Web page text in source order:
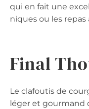
qui en fait une
niques ou les
Final
Le clafoutis de
léger et gourmand